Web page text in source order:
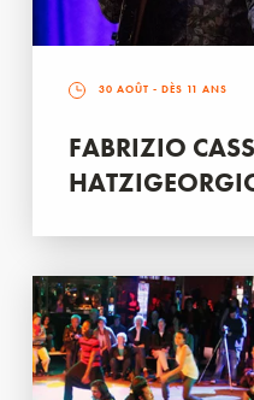
30 AOÛT - DÈS 11 ANS
FABRIZIO